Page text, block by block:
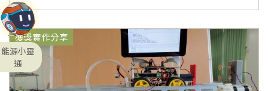
獲獎實作分享
能源小靈
通